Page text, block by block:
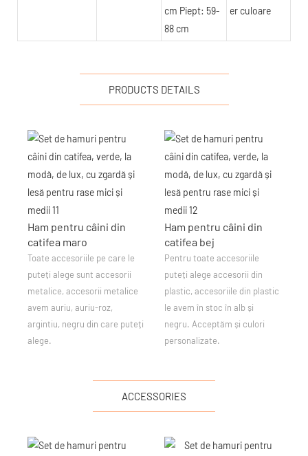
cm Piept: 59-
88 cm
er culoare
PRODUCTS DETAILS
Ham pentru câini din
catifea maro
Toate accesoriile pe care le
puteți alege sunt accesorii
metalice, accesorii metalice
avem auriu, auriu-roz,
argintiu, negru din care puteți
alege.
Ham pentru câini din
catifea bej
Pentru toate accesoriile
puteți alege accesorii din
plastic, accesoriile din plastic
le avem în stoc în alb și
negru. Acceptăm și culori
personalizate.
ACCESSORIES